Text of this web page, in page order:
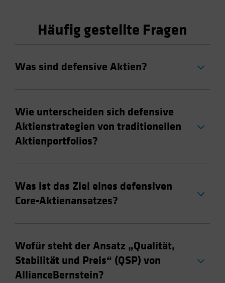
Häufig gestellte Fragen
Was sind defensive Aktien?
Wie unterscheiden sich defensive
Aktienstrategien von traditionellen
Aktienportfolios?
Was ist das Ziel eines defensiven
Core-Aktienansatzes?
Wofür steht der Ansatz „Qualität,
Stabilität und Preis“ (QSP) von
AllianceBernstein?